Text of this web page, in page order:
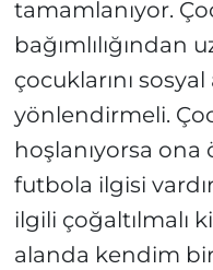
tamamlanıyor.
bağımlılığından
çocuklarını
yönlendirmeli.
hoşlanıyorsa ona
futbola ilgisi
ilgili çoğaltılmalı
alanda kendim